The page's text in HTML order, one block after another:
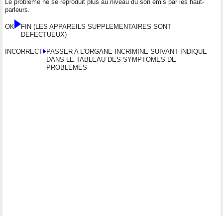
Le problème ne se reproduit plus au niveau du son émis par les haut-
parleurs.
OK
FIN (LES APPAREILS SUPPLEMENTAIRES SONT
DEFECTUEUX)
INCORRECT PASSER A L'ORGANE INCRIMINE SUIVANT INDIQUE
DANS LE TABLEAU DES SYMPTOMES DE
PROBLEMES